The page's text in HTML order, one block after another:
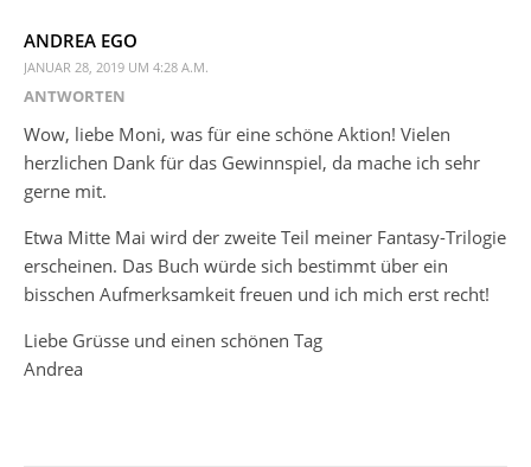
ANDREA EGO
JANUAR 28, 2019 UM 4:28 A.M.
ANTWORTEN
Wow, liebe Moni, was für eine schöne Aktion! Vielen
herzlichen Dank für das Gewinnspiel, da mache ich sehr
gerne mit.
Etwa Mitte Mai wird der zweite Teil meiner Fantasy-Trilogie
erscheinen. Das Buch würde sich bestimmt über ein
bisschen Aufmerksamkeit freuen und ich mich erst recht!
Liebe Grüsse und einen schönen Tag
Andrea